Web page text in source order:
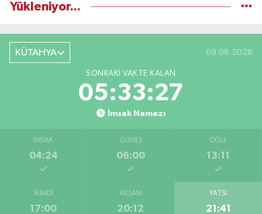
Yükleniyor...
KÜTAHYA 09.08.2026
SONRAKI VAKTE KALAN
05:33:27
İmsak Namazı
İMSAK
04:24
GÜNEŞ
06:00
ÖĞLE
13:11
İKINDI
17:00
AKŞAM
20:12
YATSI
21:41